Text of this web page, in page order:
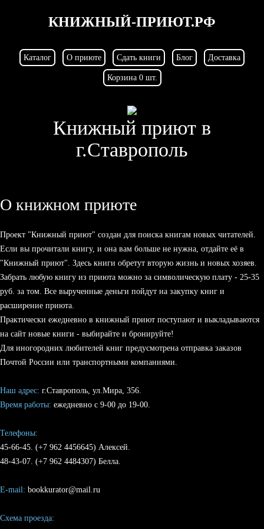
КНИЖНЫЙ-ПРИЮТ.РФ
Каталог О приюте Сдать книги Блог Доставка
Корзина 0 шт.
Книжный приют в
г.Ставрополь
О книжном приюте
Проект "Книжный приют" создан для поиска книгам новых читателей.
Если вы прочитали книгу, и она вам больше не нужна, отдайте её в
"Книжный приют". Здесь книги обретут вторую жизнь и новых хозяев.
Забрать любую книгу из приюта можно за символическую плату - 25-35
руб. за том. Все вырученные деньги пойдут на закупку книг и
расширение приюта.
Практически ежедневно в книжный приют поступают и выкладываются
на сайт новые книги - выбирайте и бронируйте!
Для иногородних любителей книг предусмотрена отправка заказов
Почтой России или транспортными компаниями.
Наш адрес: г.Ставрополь, ул.Мира, 356.
Время работы: ежедневно с 9-00 до 19-00.
Телефоны:
45-66-45. (+7 962 4456645) Алексей.
48-43-07. (+7 962 4484307) Белла.
E-mail: bookkurator@mail.ru
Схема проезда: